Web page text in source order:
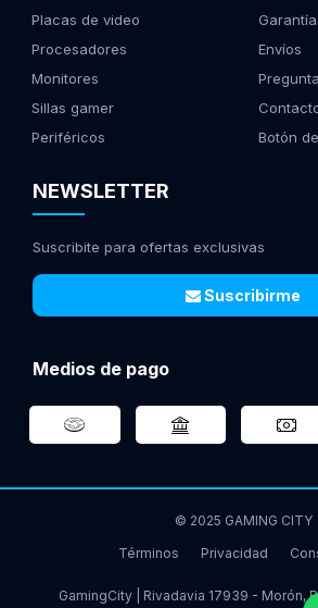
Placas de video
Procesadores
Monitores
Sillas gamer
Periféricos
Envíos
Botón
NEWSLETTER
Suscribite para ofertas exclusivas
Suscribirme
Medios de pago
© 2025 GAMING CITY
Términos
Privacidad
GamingCity | Rivadavia 17939 - Morón,